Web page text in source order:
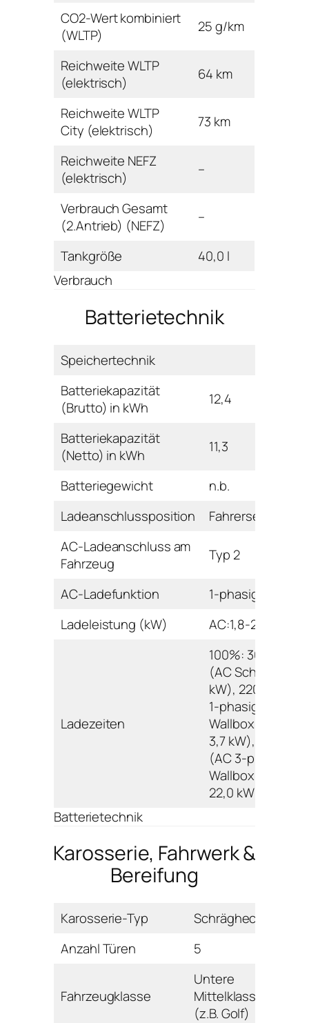
CO2-Wert kombiniert
(WLTP)
25 g/km
Reichweite WLTP
(elektrisch)
64 km
Reichweite WLTP
City (elektrisch)
73 km
Reichweite NEFZ
(elektrisch)
–
Verbrauch Gesamt
(2.Antrieb) (NEFZ)
–
Tankgröße
40,0 l
Verbrauch
Batterietechnik
Speichertechnik
Batteriekapazität
(Brutto) in kWh
12,4
Batteriekapazität
(Netto) in kWh
11,3
Batteriegewicht
n.b.
Ladeanschlussposition
Fahrerseite
AC-Ladeanschluss am
Fahrzeug
Typ 2
AC-Ladefunktion
1-phasig,3-
Ladeleistung (kW)
AC:1,8-22,0
Ladezeiten
100%: 365 min.
(AC Schuko 1,8
kW), 220 min.
1-phasig
Wallbox/
3,7 kW), 115 min.
(AC 3-phasig
Wallbox/
22,0 kW)
Batterietechnik
Karosserie, Fahrwerk &
Bereifung
Karosserie-Typ
Schrägheck
Anzahl Türen
5
Fahrzeugklasse
Untere
Mittelklasse
(z.B. Golf)